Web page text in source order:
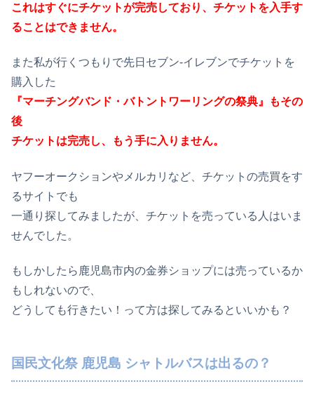
これはすぐにチケットが完売しており、チケットを入手す
ることはできません。
また私が行くつもりで先日セブン-イレブンでチケットを
購入した
『マーチングバンド・バトントワーリングの祭典』もその
後
チケットは完売し、もう手に入りません。
ヤフーオークションやメルカリなど、チケットの売買をす
るサイトでも
一通り探してみましたが、チケットを売っている人はいま
せんでした。
もしかしたら鹿児島市内の金券ショップには売っているか
もしれないので、
どうしても行きたい！って方は探してみるといいかも？
国民文化祭 鹿児島 シャトルバスは出るの？